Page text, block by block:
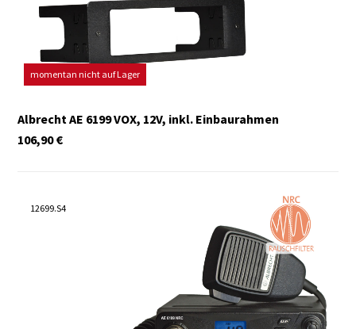
momentan nicht auf Lager
Albrecht AE 6199 VOX, 12V, inkl. Einbaurahmen
€
106,90
12699.S4